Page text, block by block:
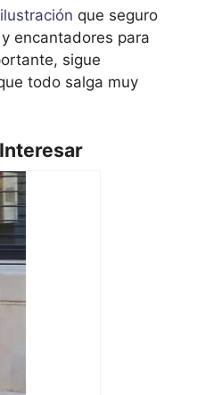
que seguro
encantadores para
sigue
todo salga muy